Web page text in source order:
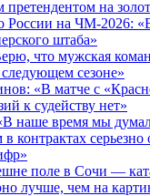
на
России на ЧМ-2026:
штаба»
что мужская
сезоне»
«В матче с
к судейству нет»
наше время мы
контрактах серьезно
поле в Сочи —
лучше, чем на